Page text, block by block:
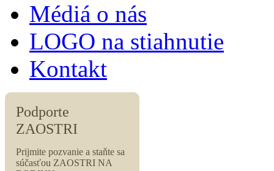
Médiá o nás
LOGO na stiahnutie
Kontakt